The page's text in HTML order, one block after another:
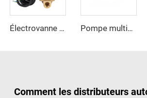
Électrovanne GPL Pompe multiphasée GPL
Comment les distributeurs